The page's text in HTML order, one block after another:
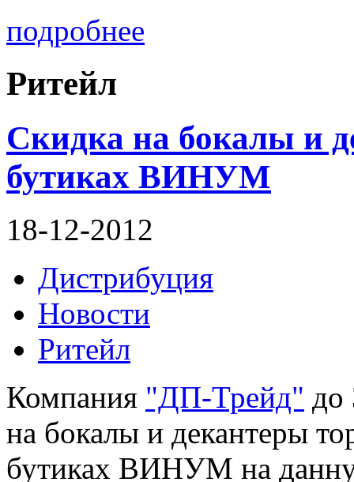
подробнее
Ритейл
Скидка на бокалы и
бутиках ВИНУМ
18-12-2012
Дистрибуция
Новости
Ритейл
Компания "ДП-Трейд" до
на бокалы и декантеры
бутиках ВИНУМ на